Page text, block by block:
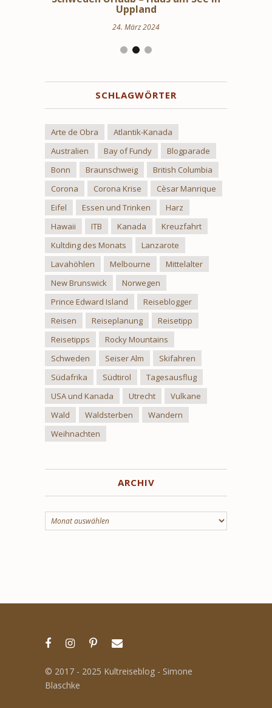
Uppland
24. März 2024
SCHLAGWÖRTER
Arte de Obra
Atlantik-Kanada
Australien
Bay of Fundy
Blogparade
Bonn
Braunschweig
British Columbia
Corona
Corona Krise
Cèsar Manrique
Eifel
Essen und Trinken
Harz
Hawaii
ITB Kanada
Kreuzfahrt
Kultding des Monats
Lanzarote
Lavahöhlen
Melbourne
Mittelalter
New Brunswick
Norwegen
Prince Edward Island
Reiseblogger
Reisen
Reiseplanung
Reisetipp
Reisetipps
Rocky Mountains
Schweden
Seiser Alm
Skifahren
Südafrika
Südtirol
Tagesausflug
USA und Kanada
Utrecht
Vulkane
Wald
Waldsterben
Wandern
Weihnachten
ARCHIV
Archiv
© 2017 - 2025 Kultreiseblog - Simone
Blaschke